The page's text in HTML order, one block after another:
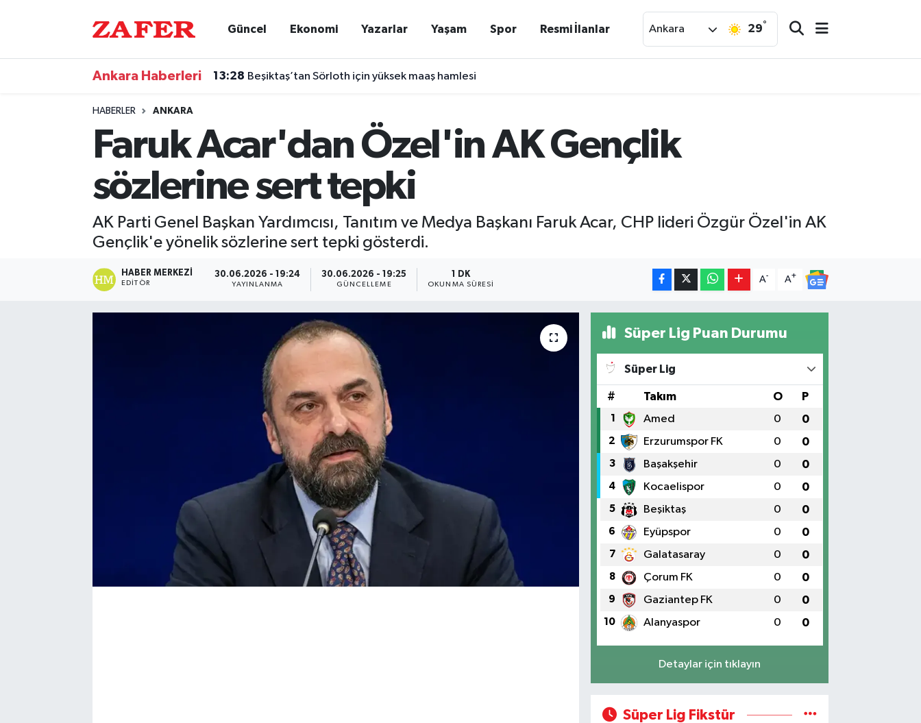
Güncel Ekonomi Yazarlar Yaşam Spor Resmi İlanlar Ankara 29°
Ankara Haberleri 13:28 Beşiktaş’tan Sörloth için yüksek maaş hamlesi
HABERLER ANKARA
Faruk Acar'dan Özel'in AK Gençlik
sözlerine sert tepki
AK Parti Genel Başkan Yardımcısı, Tanıtım ve Medya Başkanı Faruk Acar, CHP lideri Özgür Özel'in AK
Gençlik'e yönelik sözlerine sert tepki gösterdi.
HABER MERKEZI
EDITÖR
30.06.2026 - 19:24
YAYINLANMA
30.06.2026 - 19:25
GÜNCELLEME
1 DK
OKUNMA SÜRESI
A- A+
Süper Lig Puan Durumu
Süper Lig
# Takım O P
1 Amed 0 0
2 Erzurumspor FK 0 0
3 Başakşehir 0 0
4 Kocaelispor 0 0
5 Beşiktaş 0 0
6 Eyüpspor 0 0
7 Galatasaray 0 0
8 Çorum FK 0 0
9 Gaziantep FK 0 0
10 Alanyaspor 0 0
Detaylar için tıklayın
Süper Lig Fikstür
Trafik Durumu
Süper Lig Puan Durumu ve Fikstür
Tüm Manşetler